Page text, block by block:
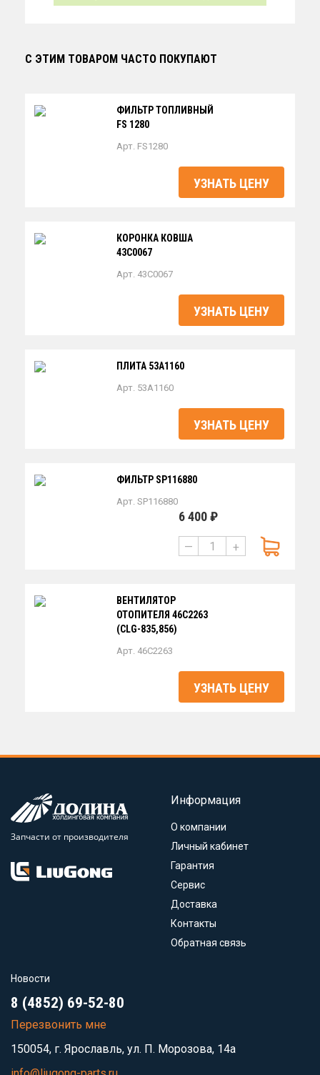
С ЭТИМ ТОВАРОМ ЧАСТО ПОКУПАЮТ
ФИЛЬТР ТОПЛИВНЫЙ
FS 1280
Арт. FS1280
УЗНАТЬ ЦЕНУ
КОРОНКА КОВША
43C0067
Арт. 43C0067
УЗНАТЬ ЦЕНУ
ПЛИТА 53A1160
Арт. 53A1160
УЗНАТЬ ЦЕНУ
ФИЛЬТР SP116880
Арт. SP116880
6 400 ₽
— +
ВЕНТИЛЯТОР
ОТОПИТЕЛЯ 46С2263
(CLG-835,856)
Арт. 46C2263
УЗНАТЬ ЦЕНУ
Запчасти от производителя
Информация
О компании
Личный кабинет
Гарантия
Сервис
Доставка
Контакты
Обратная связь
Новости
8 (4852) 69-52-80
Перезвонить мне
150054, г. Ярославль, ул. П. Морозова, 14а